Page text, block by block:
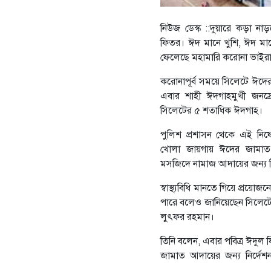
নিউজ ডেস্ক ::দুয়ারে কড়া
ফিতর। ঈদ মানে খুশি, ঈদ
ফেলেছে মহামারি করোনা
করোনাপূর্ব সময়ে সিলেটে
এবার শাহী ঈদগাহমুখী
সিলেটের ৫ শতাধিক ঈদগাহ।
পুলিশ প্রশাসন থেকে এই
খোলা জায়গায় ঈদের জামাত
মসজিদে নামাজ আদায়ের জন্য
স্বাস্থ্যবিধি মানতে গিয়ে
পারে বলেও জানিয়েছেন
লুৎফর রহমান।
তিনি বলেন, এবার পবিত্র ঈদুল
জামাত আদায়ের জন্য